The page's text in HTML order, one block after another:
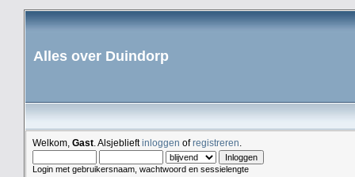
Alles over Duindorp
Welkom, Gast . Alsjeblieftinloggen ofregistreren
Login met gebruikersnaam, wachtwoord en sessielengte